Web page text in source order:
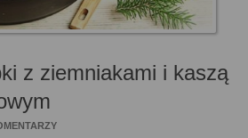
z ziemniakami i kaszą